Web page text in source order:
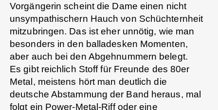
Vorgängerin scheint die Dame einen nicht
unsympathischern Hauch von Schüchternheit
mitzubringen. Das ist eher unnötig, wie man
besonders in den balladesken Momenten,
aber auch bei den Abgehnummern belegt.
Es gibt reichlich Stoff für Freunde des 80er
Metal, meistens hört man deutlich die
deutsche Abstammung der Band heraus, mal
folgt ein Power-Metal-Riff oder eine